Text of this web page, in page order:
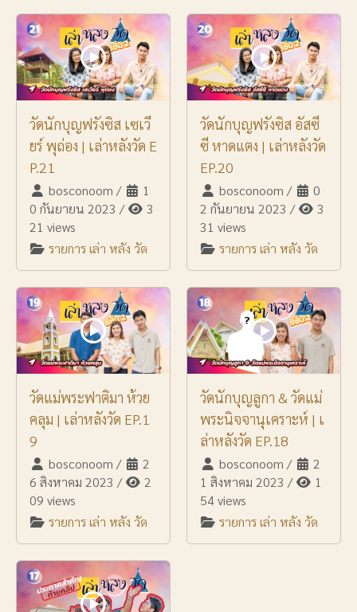
วัดนักบุญฟรังซิส เซเวี
ยร์ พุถ่อง | เล่าหลังวัด E
P.21
bosconoom /
1
0 กันยายน 2023 /
3
21 views
รายการ เล่า หลัง วัด
วัดนักบุญฟรังซิส อัสซี
ซี หาดแตง | เล่าหลังวัด
EP.20
bosconoom /
0
2 กันยายน 2023 /
3
31 views
รายการ เล่า หลัง วัด
วัดแม่พระฟาติมา ห้วย
คลุม | เล่าหลังวัด EP.1
9
bosconoom /
2
6 สิงหาคม 2023 /
2
09 views
รายการ เล่า หลัง วัด
วัดนักบุญลูกา & วัดแม่
พระนิจจานุเคราะห์ | เ
ล่าหลังวัด EP.18
bosconoom /
2
1 สิงหาคม 2023 /
1
54 views
รายการ เล่า หลัง วัด